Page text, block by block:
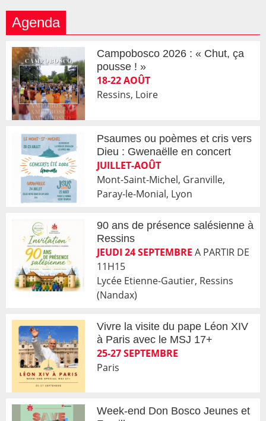
Agenda
Campobosco 2026 : « Chut, ça
pousse ! »
18-22 AOÛT
Ressins, Loire
Psaumes ou poèmes et cris vers
Dieu : Gwenaëlle en concert
JUILLET-AOÛT
Mont-Saint-Michel, Granville,
Paray-le-Monial, Lyon
90 ans de présence salésienne à
Ressins
JEUDI 24 SEPTEMBRE A PARTIR DE
11H15
Lycée Etienne-Gautier, Ressins
(Nandax)
Vivre la visite du pape Léon XIV
à Paris avec le MSJ 17+
25-27 SEPTEMBRE
Paris
Week-end Don Bosco Jeunes et